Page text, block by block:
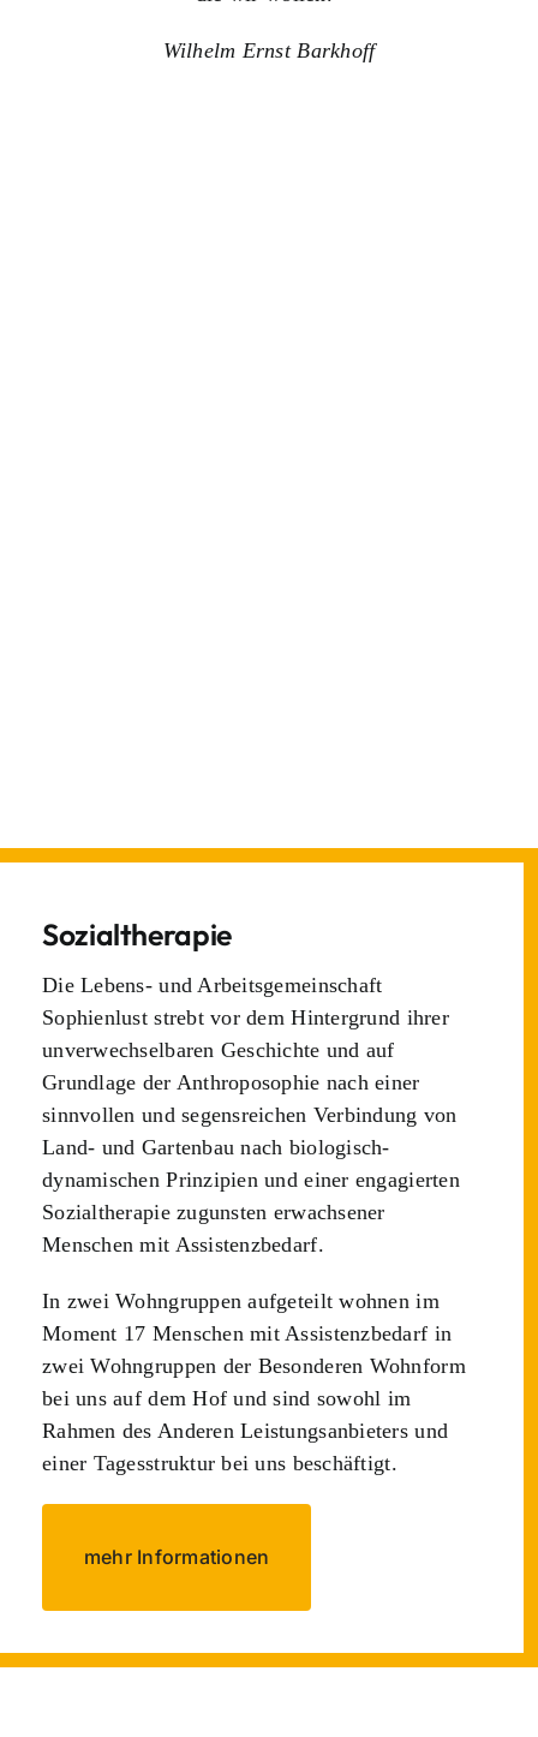
Wilhelm Ernst Barkhoff
Sozialtherapie
Die Lebens- und Arbeitsgemeinschaft
Sophienlust strebt vor dem Hintergrund ihrer
unverwechselbaren Geschichte und auf
Grundlage der Anthroposophie nach einer
sinnvollen und segensreichen Verbindung von
Land- und Gartenbau nach biologisch-
dynamischen Prinzipien und einer engagierten
Sozialtherapie zugunsten erwachsener
Menschen mit Assistenzbedarf.
In zwei Wohngruppen aufgeteilt wohnen im
Moment 17 Menschen mit Assistenzbedarf in
zwei Wohngruppen der Besonderen Wohnform
bei uns auf dem Hof und sind sowohl im
Rahmen des Anderen Leistungsanbieters und
einer Tagesstruktur bei uns beschäftigt.
mehr Informationen